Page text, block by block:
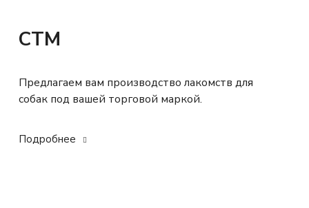
СТМ
Предлагаем вам производство лакомств для
собак под вашей торговой маркой.
Подробнее